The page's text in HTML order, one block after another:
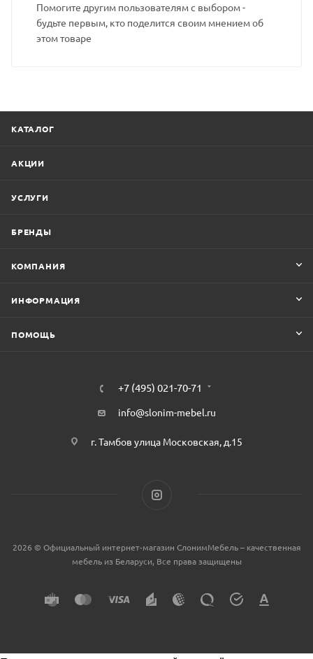
Помогите другим пользователям с выбором -
будьте первым, кто поделится своим мнением об
этом товаре
КАТАЛОГ
АКЦИИ
УСЛУГИ
БРЕНДЫ
КОМПАНИЯ
ИНФОРМАЦИЯ
ПОМОЩЬ
+7 (495) 021-70-71
info@slonim-mebel.ru
г. Тамбов улица Московская, д.15
2026 © Официальный интернет-магазин СлонимМебель – качественная
мебель из Беларуси, Все права защищены